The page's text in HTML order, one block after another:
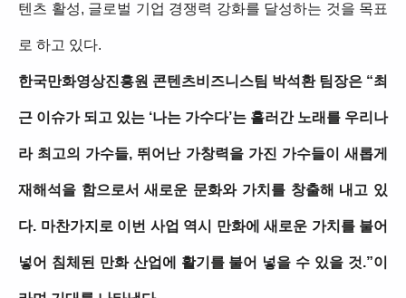
텐츠 활성, 글로벌 기업 경쟁력 강화를 달성하는 것을 목표
로 하고 있다.
한국만화영상진흥원 콘텐츠비즈니스팀 박석환 팀장은 “최
근 이슈가 되고 있는 ‘나는 가수다’는 흘러간 노래를 우리나
라 최고의 가수들, 뛰어난 가창력을 가진 가수들이 새롭게
재해석을 함으로서 새로운 문화와 가치를 창출해 내고 있
다. 마찬가지로 이번 사업 역시 만화에 새로운 가치를 불어
넣어 침체된 만화 산업에 활기를 불어 넣을 수 있을 것.”이